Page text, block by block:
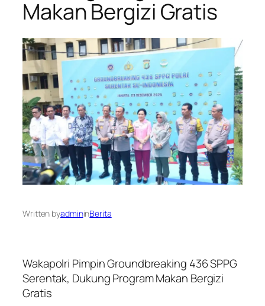
Makan Bergizi Gratis
Written byadmininBerita
Wakapolri Pimpin Groundbreaking 436 SPPG
Serentak, Dukung Program Makan Bergizi
Gratis